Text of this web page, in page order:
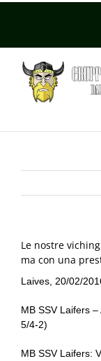
Le nostre
ma con una
Laives, 20/02/
MB SSV Laifers
5/4-2)
MB SSV Laifers: